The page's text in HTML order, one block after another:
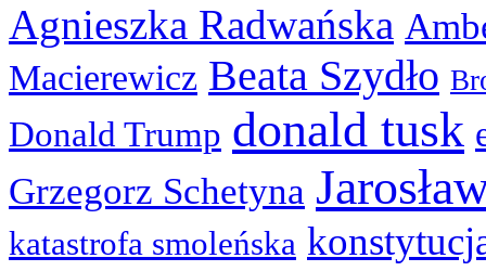
Agnieszka Radwańska
Macierewicz Beata Szydło
Donald Trump donald tusk
Grzegorz Schetyna
katastrofa smoleńska